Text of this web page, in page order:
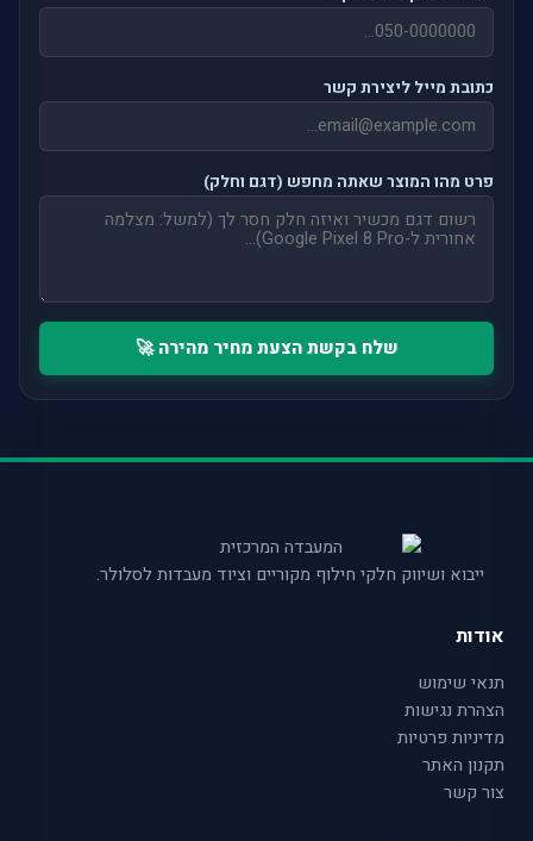
כתובת מייל ליצירת קשר
פרט מהו המוצר שאתה מחפש (דגם וחלק)
שלח בקשת הצעת מחיר מהירה 🚀
ייבוא ושיווק חלקי חילוף מקוריים וציוד מעבדות לסלולר.
אודות
תנאי שימוש
הצהרת נגישות
מדיניות פרטיות
תקנון האתר
צור קשר